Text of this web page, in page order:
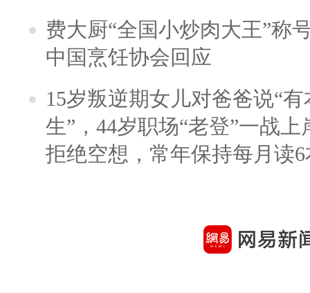
费大厨“全国小炒肉大王”称
中国烹饪协会回应
15岁叛逆期女儿对爸爸说“
生”，44岁职场“老登”一战上
拒绝空想，常年保持每月读